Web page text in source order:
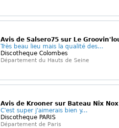
Avis de Salsero75 sur Le
Très beau lieu mais la qualité des...
Discotheque Colombes
Département du Hauts de Seine
Avis de Krooner sur Bateau Nix Nox
C'est super j'aimerais bien y...
Discotheque PARIS
Département de Paris